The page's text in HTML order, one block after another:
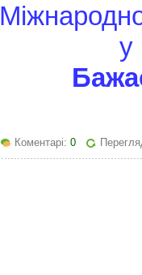
у
Коментарі: 0